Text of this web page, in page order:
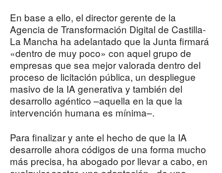
En base a ello, el director gerente de la
Agencia de Transformación Digital de Castilla-
La Mancha ha adelantado que la Junta firmará
«dentro de muy poco» con aquel grupo de
empresas que sea mejor valorada dentro del
proceso de licitación pública, un despliegue
masivo de la IA generativa y también del
desarrollo agéntico –aquella en la que la
intervención humana es mínima–.
Para finalizar y ante el hecho de que la IA
desarrolle ahora códigos de una forma mucho
más precisa, ha abogado por llevar a cabo, en